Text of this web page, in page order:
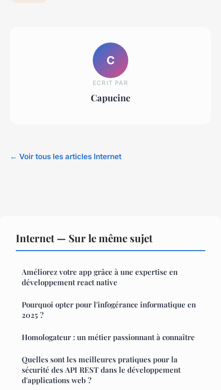
C
ECRIT PAR
Capucine
← Voir tous les articles Internet
Internet — Sur le même sujet
Améliorez votre app grâce à une expertise en
développement react native
Pourquoi opter pour l'infogérance informatique en
2025 ?
Homologateur : un métier passionnant à connaître
Quelles sont les meilleures pratiques pour la
sécurité des API REST dans le développement
d'applications web ?